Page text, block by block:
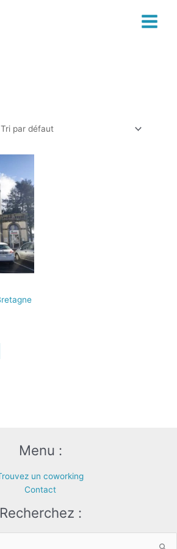
Menu :
un coworking
Contact
Recherchez :